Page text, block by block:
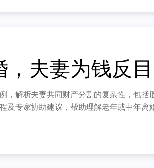
，夫妻为钱反
，解析夫妻共同财产分割的复杂性，包括
及专家协助建议，帮助理解老年或中年离